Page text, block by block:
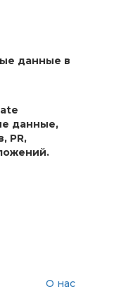
данные в
данные,
PR,
О нас